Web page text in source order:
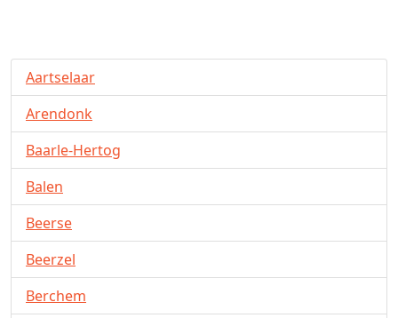
Aartselaar
Arendonk
Baarle-Hertog
Balen
Beerse
Beerzel
Berchem